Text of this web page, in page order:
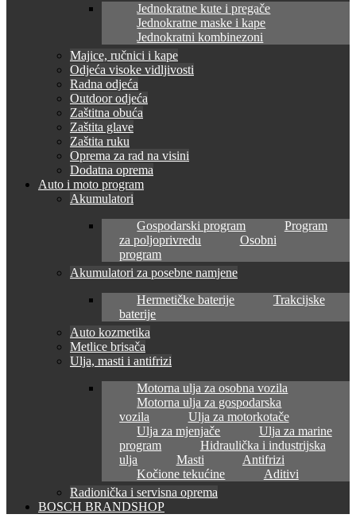
Jednokratne kute i pregače
Jednokratne maske i kape
Jednokratni kombinezoni
Majice, ručnici i kape
Odjeća visoke vidljivosti
Radna odjeća
Outdoor odjeća
Zaštitna obuća
Zaštita glave
Zaštita ruku
Oprema za rad na visini
Dodatna oprema
Auto i moto program
Akumulatori
Gospodarski program
Program
za poljoprivredu
Osobni
program
Akumulatori za posebne namjene
Hermetičke baterije
Trakcijske
baterije
Auto kozmetika
Metlice brisača
Ulja, masti i antifrizi
Motorna ulja za osobna vozila
Motorna ulja za gospodarska
vozila
Ulja za motorkotače
Ulja za mjenjače
Ulja za marine
program
Hidraulička i industrijska
ulja
Masti
Antifrizi
Kočione tekućine
Aditivi
Radionička i servisna oprema
BOSCH BRANDSHOP